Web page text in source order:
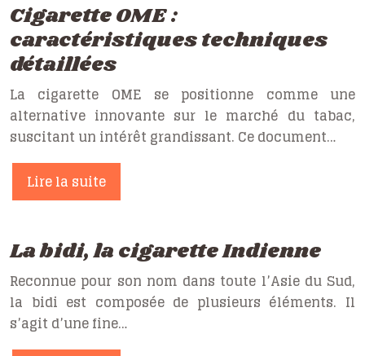
Cigarette OME :
caractéristiques techniques
détaillées
La cigarette OME se positionne comme une
alternative innovante sur le marché du tabac,
suscitant un intérêt grandissant. Ce document…
Lire la suite
La bidi, la cigarette Indienne
Reconnue pour son nom dans toute l’Asie du Sud,
la bidi est composée de plusieurs éléments. Il
s’agit d’une fine…